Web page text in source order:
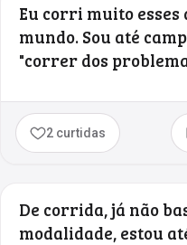
Eu corri muito esses
mundo. Sou até
"correr dos
2 curtidas
De corrida, já não
modalidade, estou